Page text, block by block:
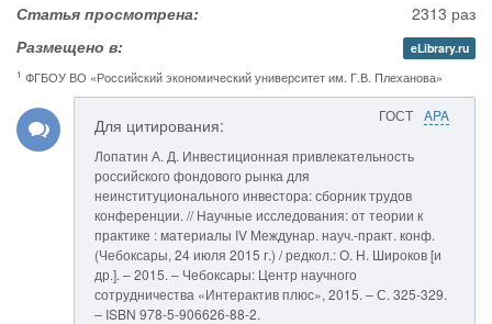
Статья просмотрена:
2313 раз
Размещено в:
eLibrary.ru
1 ФГБОУ ВО «Российский экономический университет им. Г.В. Плеханова»
ГОСТ APA
Для цитирования:
Лопатин А. Д. Инвестиционная привлекательность
российского фондового рынка для
неинституционального инвестора: сборник трудов
конференции. // Научные исследования: от теории к
практике : материалы IV Междунар. науч.-практ. конф.
(Чебоксары, 24 июля 2015 г.) / редкол.: О. Н. Широков [и
др.]. – 2015. – Чебоксары: Центр научного
сотрудничества «Интерактив плюс», 2015. – С. 325-329.
– ISBN 978-5-906626-88-2.